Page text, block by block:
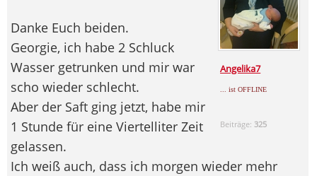
Angelika7
... ist OFFLINE
Beiträge: 325
Danke Euch beiden.
Georgie, ich habe 2 Schluck
Wasser getrunken und mir war
scho wieder schlecht.
Aber der Saft ging jetzt, habe mir
1 Stunde für eine Viertelliter Zeit
gelassen.
Ich weiß auch, dass ich morgen wieder mehr